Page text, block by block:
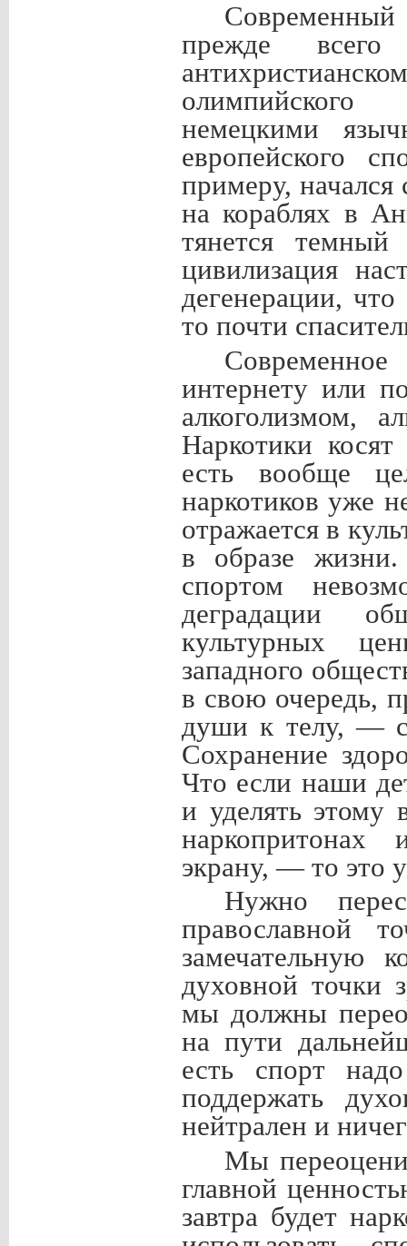
прежде
немецкими
европейского
примеру, начался
на кораблях в
тянется
цивилизация
дегенерации,
то почти
интернету или
алкоголизмом,
Наркотики
есть вообще
наркотиков уже
отражается в
в образе жизни.
спортом
деградации
культурных
западного
в свою очередь,
души к телу, —
Сохранение
Что если наши
и уделять этому
экрану, — то это
Нужно
православной
замечательную
духовной точки
мы должны
на пути
есть спорт
поддержать
нейтрален и
Мы
главной
завтра будет